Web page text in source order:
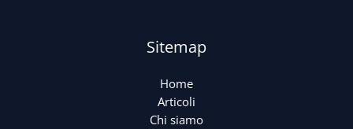
Sitemap
Home
Articoli
Chi siamo